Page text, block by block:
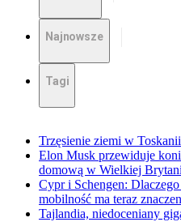
Najnowsze
Tagi
Trzęsienie ziemi w
Elon Musk przewiduje
domową w Wielkiej
Cypr i Schengen:
mobilność ma teraz
Tajlandia, niedoceniany